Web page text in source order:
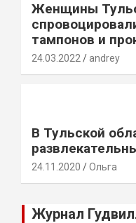
Женщины
тампонов и
24.03.2022 andrey
В Тульской
24.11.2020 Ольга
Журнал